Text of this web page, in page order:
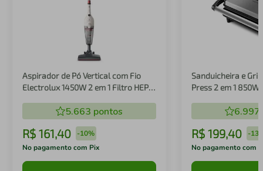
Aspirador de Pó Vertical com Fio
Electrolux 1450W 2 em 1 Filtro HEPA
5.663 pontos
R$ 161,40 -10%
No pagamento com Pix
Sanduicheira e
Press 2 em 1 850W
6.997
R$ 199,40 -
No pagamento com